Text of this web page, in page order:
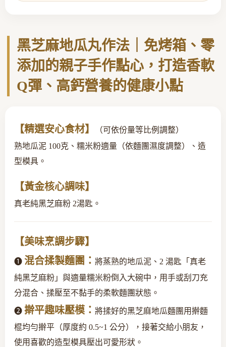
黑芝麻地瓜丸作法｜免烤箱、零
添加的親子手作點心，打造香軟
Q彈、高鈣營養的健康小點
【精選安心食材】
（可依份量等比例調整）
熟地瓜泥 100克、糯米粉適量（依麵團濕度調整）、造
型模具。
【黃金核心調味】
真老純黑芝麻粉 2湯匙。
【美味烹調步驟】
❶ 混合揉製麵團： 將蒸熟的地瓜泥、2 湯匙「真老
純黑芝麻粉」與適量糯米粉倒入大碗中，用手或刮刀充
分混合、揉壓至不黏手的柔軟麵團狀態。
❷ 擀平趣味壓模： 將揉好的黑芝麻地瓜麵團用擀麵
棍均勻擀平（厚度約 0.5~1 公分），接著交給小朋友，
使用喜歡的造型模具壓出可愛形狀。